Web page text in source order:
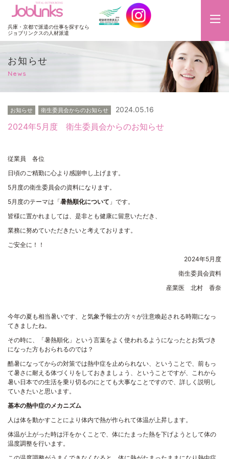
JobLinks
兵庫・京都で派遣の仕事を探すなら
ジョブリンクスの人材派遣
お知らせ
News
お知らせ 衛生委員会からのお知らせ 2024.05.16
2024年5月度 衛生委員会からのお知らせ
従業員 各位
日頃のご精勤に心より感謝申し上げます。
5月度の衛生委員会の資料になります。
5月度のテーマは「暑熱順化について 」です。
皆様に置かれましては、是非とも健康に留意いただき、
業務に努めていただきたいと考えております。
ご安全に！！
2024年5月度
衛生委員会資料
産業医 北村 香奈
今年の夏も相当暑いです、と気象予報士の方々が注意喚起される時期になっ
てきましたね。
その時に、「暑熱順化」という言葉をよく使われるようになったとお気づき
になった方もおられるのでは？
酷暑になってからの対策では熱中症を止められない、ということで、前もっ
て暑さに耐える体づくりをしておきましょう、ということですが、これから
暑い日本での生活を乗り切るのにとても大事なことですので、詳しく説明し
ていきたいと思います。
基本の熱中症のメカニズム
人は体を動かすことにより体内で熱が作られて体温が上昇します。
体温が上がった時は汗をかくことで、体にたまった熱を下げようとして体の
温度調整を行います。